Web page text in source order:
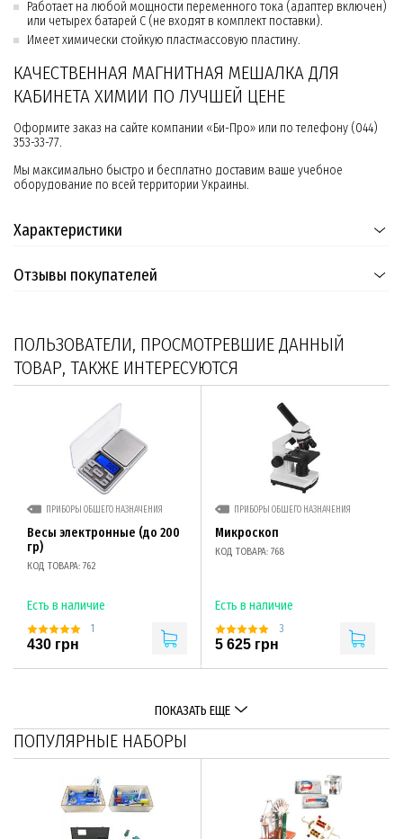
Работает на любой мощности переменного тока (адаптер включен)
или четырех батарей C (не входят в комплект поставки).
Имеет химически стойкую пластмассовую пластину.
КАЧЕСТВЕННАЯ МАГНИТНАЯ МЕШАЛКА ДЛЯ
КАБИНЕТА ХИМИИ ПО ЛУЧШЕЙ ЦЕНЕ
Оформите заказ на сайте компании «Би-Про» или по телефону (044)
353-33-77.
Мы максимально быстро и бесплатно доставим ваше учебное
оборудование по всей территории Украины.
Характеристики
Отзывы покупателей
ПОЛЬЗОВАТЕЛИ, ПРОСМОТРЕВШИЕ ДАННЫЙ
ТОВАР, ТАКЖЕ ИНТЕРЕСУЮТСЯ
ПРИБОРЫ ОБЩЕГО НАЗНАЧЕНИЯ
Весы электронные (до 200
гр)
КОД ТОВАРА: 762
Есть в наличие
1
430 грн
ПРИБОРЫ ОБЩЕГО НАЗНАЧЕНИЯ
Микроскоп
КОД ТОВАРА: 768
Есть в наличие
3
5 625 грн
ПОКАЗАТЬ ЕЩЕ
ПОПУЛЯРНЫЕ НАБОРЫ